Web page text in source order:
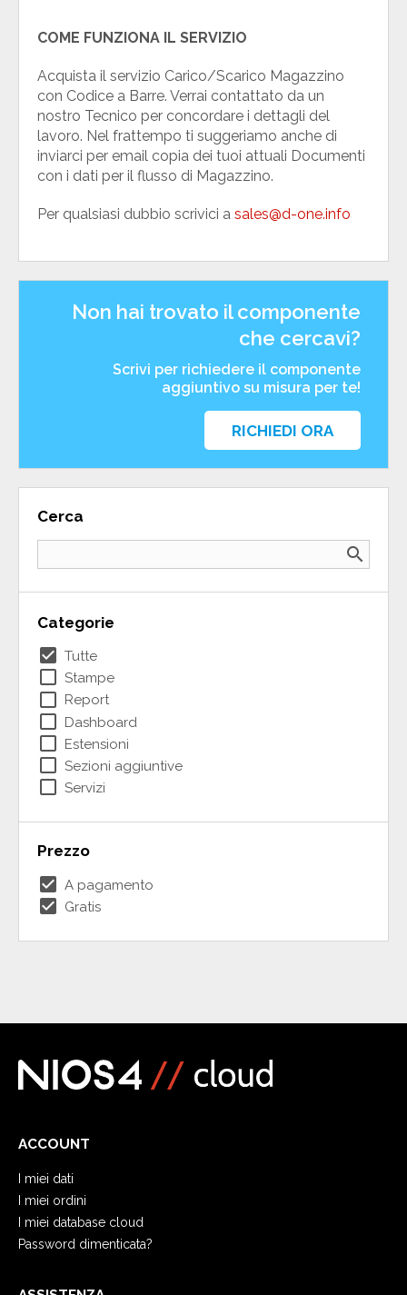
Cerca
search
Categorie
check_box Tutte
check_box_outline_blank Stampe
check_box_outline_blank Report
check_box_outline_blank Dashboard
check_box_outline_blank Estensioni
check_box_outline_blank Sezioni aggiuntive
check_box_outline_blank Servizi
Prezzo
check_box A pagamento
check_box Gratis
COME FUNZIONA IL SERVIZIO
Acquista il servizio Carico/Scarico Magazzino
con Codice a Barre. Verrai contattato da un
nostro Tecnico per concordare i dettagli del
lavoro. Nel frattempo ti suggeriamo anche di
inviarci per email copia dei tuoi attuali Documenti
con i dati per il flusso di Magazzino.
Per qualsiasi dubbio scrivici a sales@d-one.info
Non hai trovato il componente
che cercavi?
Scrivi per richiedere il componente
aggiuntivo su misura per te!
RICHIEDI ORA
ACCOUNT
I miei dati
I miei ordini
I miei database cloud
Password dimenticata?